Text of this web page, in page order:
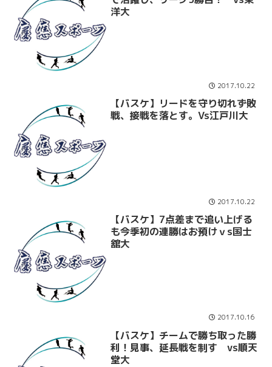
洋大
2017.10.22
【バスケ】リードを守り切れず敗
戦、接戦を落とす。Vs江戸川大
2017.10.22
【バスケ】7点差まで追い上げる
も今季初の連勝はお預けｖs国士
舘大
2017.10.16
【バスケ】チームで勝ち取った勝
利！見事、延長戦を制す vs順天
堂大